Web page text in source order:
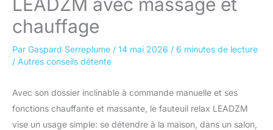
chauffage
Par Gaspard Serreplume / 14 mai 2026 / 6 minutes de lecture
/ Autres conseils détente
Avec son dossier inclinable à commande manuelle et ses
fonctions chauffante et massante, le fauteuil relax LEADZM
vise un usage simple: se détendre à la maison, dans un salon,